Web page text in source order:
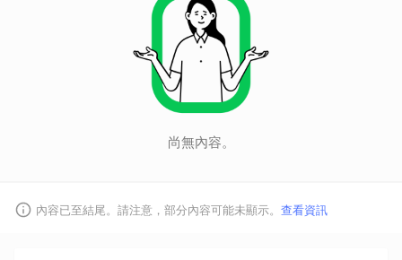
尚無內容。
內容已至結尾。請注意，部分內容可能未顯示。 查看資訊